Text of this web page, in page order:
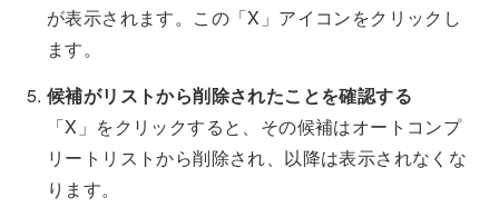
が表示されます。この「X」アイコンをクリックし
ます。
候補がリストから削除されたことを確認する
「X」をクリックすると、その候補はオートコンプ
リートリストから削除され、以降は表示されなくな
ります。